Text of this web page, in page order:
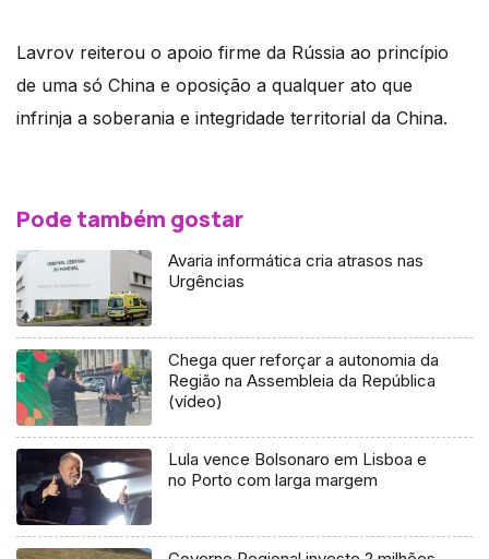
Lavrov reiterou o apoio firme da Rússia ao princípio
de uma só China e oposição a qualquer ato que
infrinja a soberania e integridade territorial da China.
Pode também gostar
Avaria informática cria atrasos nas
Urgências
Chega quer reforçar a autonomia da
Região na Assembleia da República
(vídeo)
Lula vence Bolsonaro em Lisboa e
no Porto com larga margem